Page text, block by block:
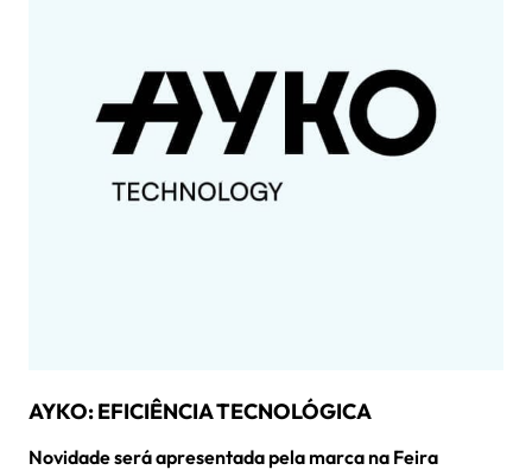
AYKO: EFICIÊNCIA TECNOLÓGICA
Novidade será apresentada pela marca na Feira